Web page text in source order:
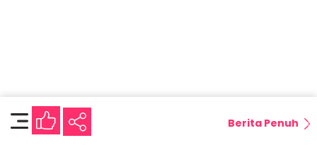
Berita Penuh